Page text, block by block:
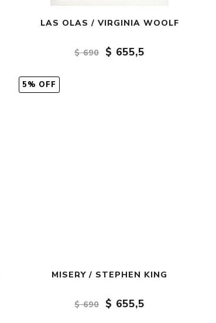
LAS OLAS / VIRGINIA WOOLF
$ 690 $ 655,5
5% OFF
MISERY / STEPHEN KING
$ 690 $ 655,5